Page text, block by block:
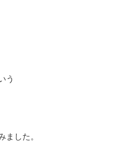
う
ました。